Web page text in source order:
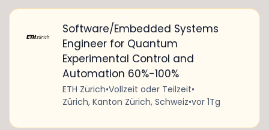
Software/Embedded Systems
Engineer for Quantum
Experimental Control and
Automation 60%-100%
ETH Zürich•Vollzeit oder Teilzeit•
Zürich, Kanton Zürich, Schweiz•vor 1Tg